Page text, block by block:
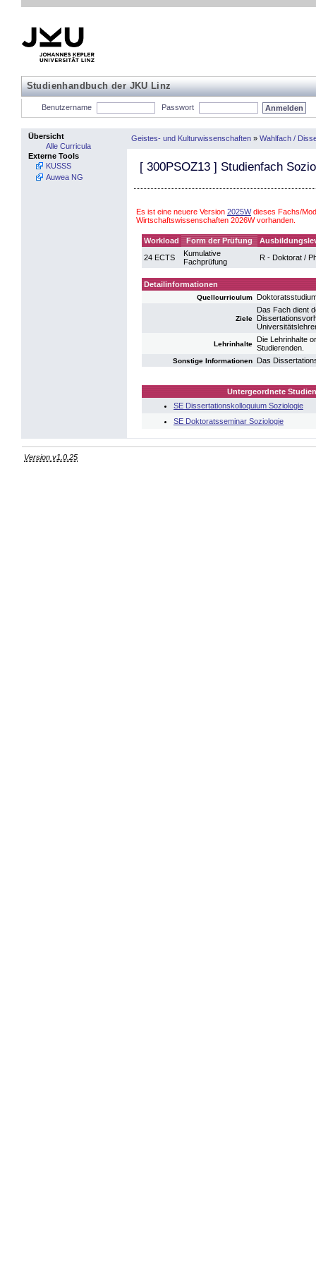
Studienhandbuch der JKU Linz
Benutzername Passwort
Übersicht
Alle Curricula
Externe Tools
KUSSS
Auwea NG
Geistes- und Kulturwissenschaften » Wahlfach /
[ 300PSOZ13 ] Studienfach
Es ist eine neuere Version 2025Wdieses Fachs/
Wirtschaftswissenschaften 2026W vorhanden.
Workload Form der Prüfung
24 ECTS
Kumulative
Fachprüfung
R - Doktorat /
Detailinformationen
Quellcurriculum
Ziele
Das Fach dient
Lehrinhalte
Die Lehrinhalte
Studierenden.
Sonstige Informationen Das
Untergeordnete
SE Dissertationskolloquium Soziologie
SE Doktoratsseminar Soziologie
Version v1.0.25